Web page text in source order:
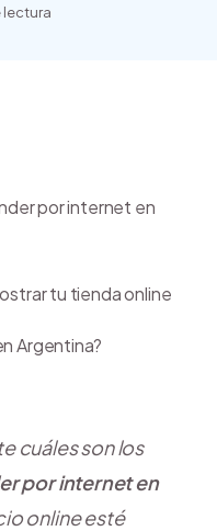
lectura
cuáles son los
por internet en
online esté
por internet en
tu tienda online
Argentina?